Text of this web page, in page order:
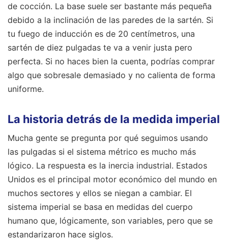
de cocción. La base suele ser bastante más pequeña
debido a la inclinación de las paredes de la sartén. Si
tu fuego de inducción es de 20 centímetros, una
sartén de diez pulgadas te va a venir justa pero
perfecta. Si no haces bien la cuenta, podrías comprar
algo que sobresale demasiado y no calienta de forma
uniforme.
La historia detrás de la medida imperial
Mucha gente se pregunta por qué seguimos usando
las pulgadas si el sistema métrico es mucho más
lógico. La respuesta es la inercia industrial. Estados
Unidos es el principal motor económico del mundo en
muchos sectores y ellos se niegan a cambiar. El
sistema imperial se basa en medidas del cuerpo
humano que, lógicamente, son variables, pero que se
estandarizaron hace siglos.